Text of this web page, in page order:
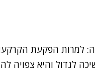
לגדול והיא צפויה